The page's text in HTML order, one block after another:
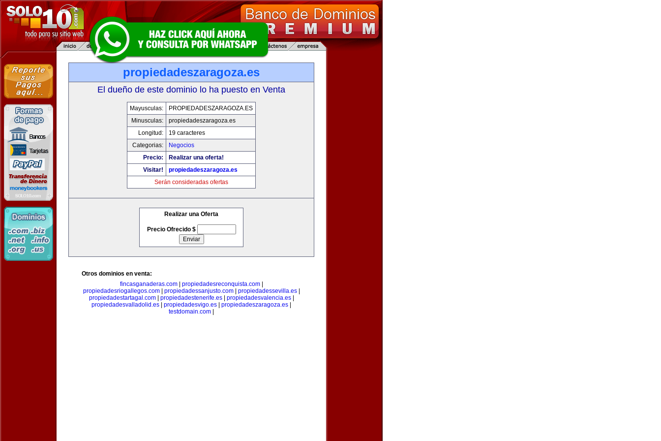
propiedadeszaragoza.es
El dueño de este dominio lo ha puesto en Venta
Mayusculas:
PROPIEDADESZARAGOZA.ES
Minusculas:
propiedadeszaragoza.es
Longitud:
19 caracteres
Categorias:
Negocios
Precio:
Realizar una oferta!
Visitar!
propiedadeszaragoza.es
Serán consideradas ofertas
Realizar una Oferta
Precio Ofrecido $
Otros dominios en venta:
fincasganaderas.com| propiedadesreconquista.com|
propiedadesriogallegos.com| propiedadessanjusto.com| propiedadessevilla.es|
propiedadestartagal.com| propiedadestenerife.es| propiedadesvalencia.es|
propiedadesvalladolid.es
propiedadesvigo.es propiedadeszaragoza.es
testdomain.com